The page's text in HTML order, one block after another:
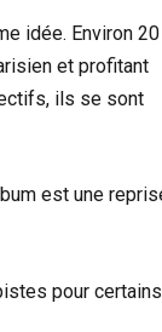
idée. Environ 20
et profitant
ils se sont
est une
pour certains